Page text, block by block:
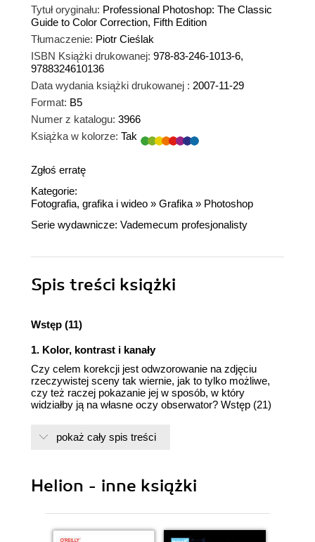
Tytuł oryginału: Professional Photoshop: The Classic
Guide to Color Correction, Fifth Edition
Tłumaczenie: Piotr Cieślak
ISBN Książki drukowanej: 978-83-246-1013-6,
9788324610136
Data wydania książki drukowanej : 2007-11-29
Format: B5
Numer z katalogu: 3966
Książka w kolorze: Tak
Zgłoś erratę
Kategorie:
Fotografia, grafika i wideo » Grafika » Photoshop
Serie wydawnicze: Vademecum profesjonalisty
Spis treści książki
Wstęp (11)
1. Kolor, kontrast i kanały
Czy celem korekcji jest odwzorowanie na zdjęciu
rzeczywistej sceny tak wiernie, jak to tylko możliwe,
czy też raczej pokazanie jej w sposób, w który
widziałby ją na własne oczy obserwator? Wstęp (21)
pokaż cały spis treści
Helion - inne książki